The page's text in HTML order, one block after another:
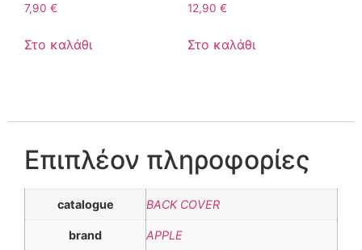
7,90 €
Στο καλάθι
12,90 €
Στο καλάθι
Επιπλέον πληροφορίες
catalogue BACK COVER
brand APPLE